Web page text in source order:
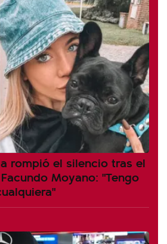
rompió el silencio tras el
Moyano: "Tengo